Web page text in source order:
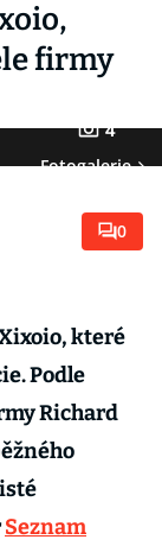
firmy
4
Fotogalerie
0
které
Podle
Richard
Seznam